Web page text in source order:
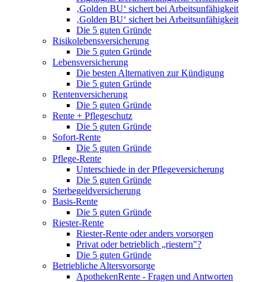
‚Golden BU‘ sichert bei Arbeitsunfähigkeit
‚Golden BU‘ sichert bei Arbeitsunfähigkeit
Die 5 guten Gründe
Risikolebensversicherung
Die 5 guten Gründe
Lebensversicherung
Die besten Alternativen zur Kündigung
Die 5 guten Gründe
Rentenversicherung
Die 5 guten Gründe
Rente + Pflegeschutz
Die 5 guten Gründe
Sofort-Rente
Die 5 guten Gründe
Pflege-Rente
Unterschiede in der Pflegeversicherung
Die 5 guten Gründe
Sterbegeldversicherung
Basis-Rente
Die 5 guten Gründe
Riester-Rente
Riester-Rente oder anders vorsorgen
Privat oder betrieblich „riestern"?
Die 5 guten Gründe
Betriebliche Altersvorsorge
ApothekenRente - Fragen und Antworten